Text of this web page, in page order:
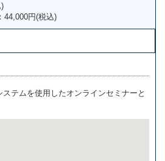
44,000円(税込)
テムを使用したオンラインセミナーと